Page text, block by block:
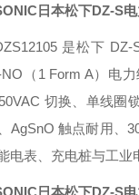
日本松下DZ-S
是松下
（1 Form A）电
切换、单线圈
AgSnO 触点耐用、
电表、充电桩与工业
日本松下DZ-S